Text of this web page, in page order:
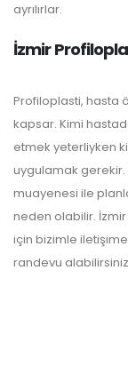
ayrılırlar.
İzmir
Profiloplasti, hasta
kapsar. Kimi
etmek yeterliyken
uygulamak gerekir.
muayenesi ile
neden olabilir. İzmir
için bizimle
randevu